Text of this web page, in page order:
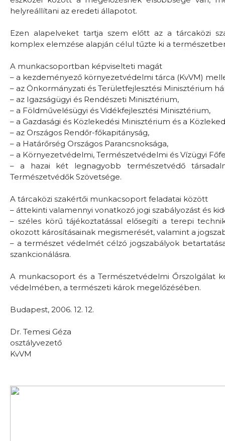
helyreállítani az eredeti állapotot.
Ezen alapelveket tartja szem előtt az a tárcaközi
komplex elemzése alapján célul tűzte ki a
A munkacsoportban képviselteti magát
– a kezdeményező környezetvédelmi tárca (KvVM)
– az Önkormányzati és Területfejlesztési Minisztérium
– az Igazságügyi és Rendészeti Minisztérium,
– a Földművelésügyi és Vidékfejlesztési Minisztérium,
– a Gazdasági és Közlekedési Minisztérium és a
– az Országos Rendőr-főkapitányság,
– a Határőrség Országos Parancsnoksága,
– a Környezetvédelmi, Természetvédelmi és Vízügyi
– a hazai két legnagyobb természetvédő
Természetvédők Szövetsége.
A tárcaközi szakértői munkacsoport feladatai között
– áttekinti valamennyi vonatkozó jogi szabályozást és
– széles körű tájékoztatással elősegíti a terepi
okozott károsításainak megismerését, valamint a
– a természet védelmét célzó jogszabályok
szankcionálásra.
A munkacsoport és a Természetvédelmi Őrszolgálat
védelmében, a természeti károk megelőzésében.
Budapest, 2006. 12. 12.
Dr. Temesi Géza
osztályvezető
KvVM